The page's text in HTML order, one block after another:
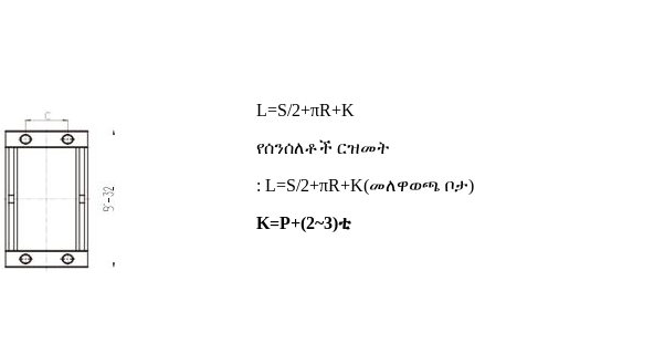
L=S/2+πR+K
የሰንሰለቶች ርዝመት
: L=S/2+πR+K(መለዋወጫ ቦታ)
K=P+(2~3)ቲ